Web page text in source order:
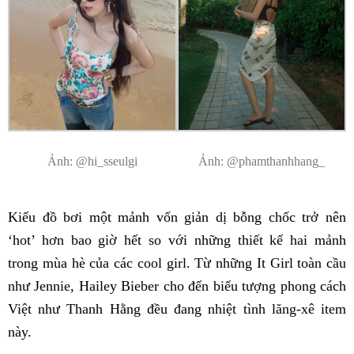
Ảnh: @hi_sseulgi Ảnh: @phamthanhhang_
Kiểu đồ bơi một mảnh vốn giản dị bỗng chốc trở nên
‘hot’ hơn bao giờ hết so với những thiết kế hai mảnh
trong mùa hè của các cool girl. Từ những It Girl toàn cầu
như Jennie, Hailey Bieber cho đến biểu tượng phong cách
Việt như Thanh Hằng đều đang nhiệt tình lăng-xê item
này.